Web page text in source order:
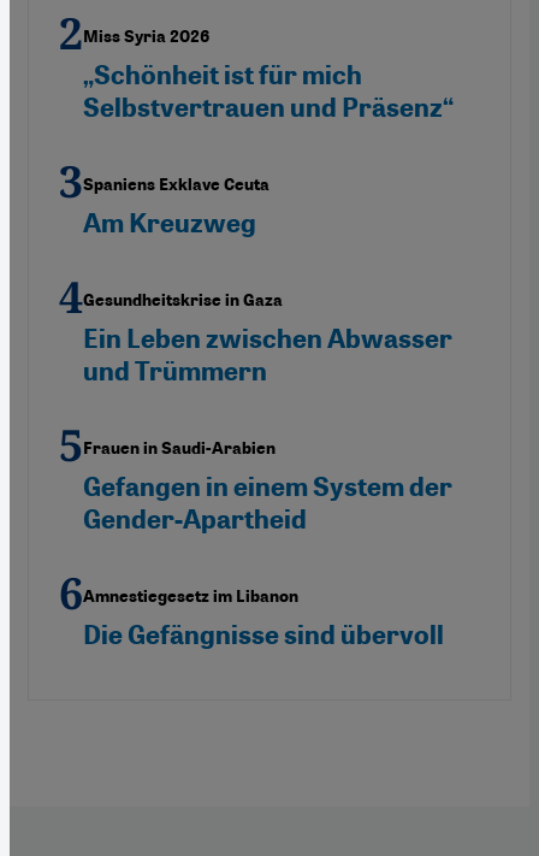
Miss Syria 2026
„Schönheit ist für mich
Selbstvertrauen und Präsenz“
Spaniens Exklave Ceuta
Am Kreuzweg
Gesundheitskrise in Gaza
Ein Leben zwischen Abwasser
und Trümmern
Frauen in Saudi-Arabien
Gefangen in einem System der
Gender-Apartheid
Amnestiegesetz im Libanon
Die Gefängnisse sind übervoll